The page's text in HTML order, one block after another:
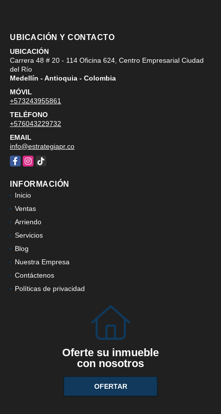
UBICACIÓN Y CONTACTO
UBICACIÓN
Carrera 48 # 20 - 114 Oficina 624, Centro Empresarial Ciudad
del Río
Medellín - Antioquia - Colombia
MÓVIL
+573243955861
TELÉFONO
+576043229732
EMAIL
info@estrategiapr.co
Facebook
Instagram
TikTok
INFORMACIÓN
Inicio
Ventas
Arriendo
Servicios
Blog
Nuestra Empresa
Contáctenos
Políticas de privacidad
Oferte su inmueble
con nosotros
OFERTAR